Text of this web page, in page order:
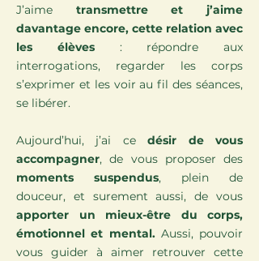
J’aime transmettre et j’aime
davantage encore, cette relation avec
les élèves: répondre aux
interrogations, regarder les corps
s’exprimer et les voir au fil des séances,
se libérer.
Aujourd’hui, j’ai cedésir de vous
accompagner, de vous proposer des
moments suspendus, plein de
douceur, et surement aussi, de vous
apporter un mieux-être du corps,
émotionnel et mental.Aussi, pouvoir
vous guider à aimer retrouver cette